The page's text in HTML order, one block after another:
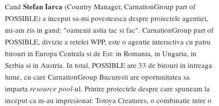
Cand Stefan Iarca (Country Manager, CarnationGroup part of
POSSIBLE) a inceput sa-mi povesteasca despre proiectele agentiei,
mi-am zis in gand: "oamenii astia tac si fac". CarnationGroup part of
POSSIBLE, divizie a retelei WPP, este o agentie interactiva cu patru
birouri in Europa Centrala si de Est: in Romania, in Ungaria, in
Serbia si in Austria. In total, POSSIBLE are 33 de birouri in intreaga
lume, cu care CarnationGroup Bucuresti are oportunitatea sa
imparta resource pool-ul. Printre proiectele despre care spuneam la
inceput ca m-au impresionat: Totoya Creatures, o combinatie intre o